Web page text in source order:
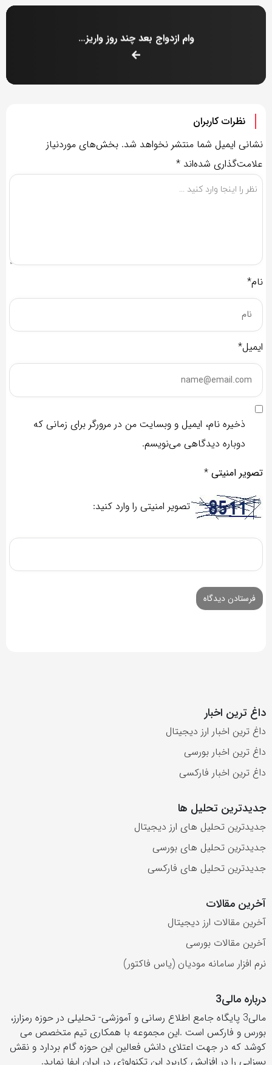
وام ازدواج بعد چند روز واریز می‌شود؟
نظرات کاربران
نشانی ایمیل شما منتشر نخواهد شد. بخش‌های موردنیاز
علامت‌گذاری شده‌اند *
نام*
ایمیل*
ذخیره نام، ایمیل و وبسایت من در مرورگر برای زمانی که
دوباره دیدگاهی می‌نویسم.
تصویر امنیتی *
تصویر امنیتی را وارد کنید:
داغ ترین اخبار
داغ ترین اخبار ارز دیجیتال
داغ ترین اخبار بورسی
داغ ترین اخبار فارکسی
جدیدترین تحلیل ها
جدیدترین تحلیل های ارز دیجیتال
جدیدترین تحلیل های بورسی
جدیدترین تحلیل های فارکسی
آخرین مقالات
آخرین مقالات ارز دیجیتال
آخرین مقالات بورسی
نرم افزار سامانه مودیان (یاس فاکتور)
درباره مالی3
مالی3 پایگاه جامع اطلاع رسانی و آموزشی- تحلیلی در حوزه رمزارز،
بورس و فارکس است .این مجموعه با همکاری تیم متخصص می
کوشد که در جهت اعتلای دانش فعالین این حوزه گام بردارد و نقش
بسزایی را در افزایش کاربرد این تکنولوژی در ایران ایفا نماید.